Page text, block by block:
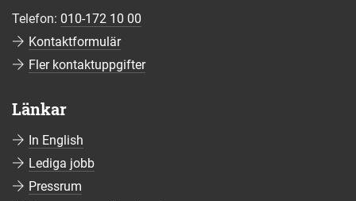
Telefon: 010-172 10 00
Kontaktformulär
Fler kontaktuppgifter
Länkar
In English
Lediga jobb
Pressrum